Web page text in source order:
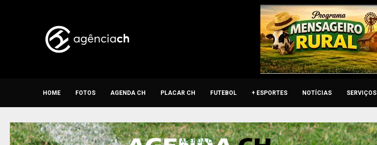
HOME FOTOS AGENDA CH PLACAR CH FUTEBOL + ESPORTES NOTÍCIAS SERVIÇOS
AGENDA CH